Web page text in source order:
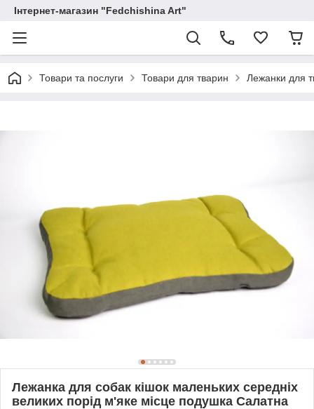
Інтернет-магазин "Fedchishina Art"
Товари та послуги Товари для тварин Лежанки для
Лежанка для собак кішок маленьких середніх
великих порід м'яке місце подушка Салатна